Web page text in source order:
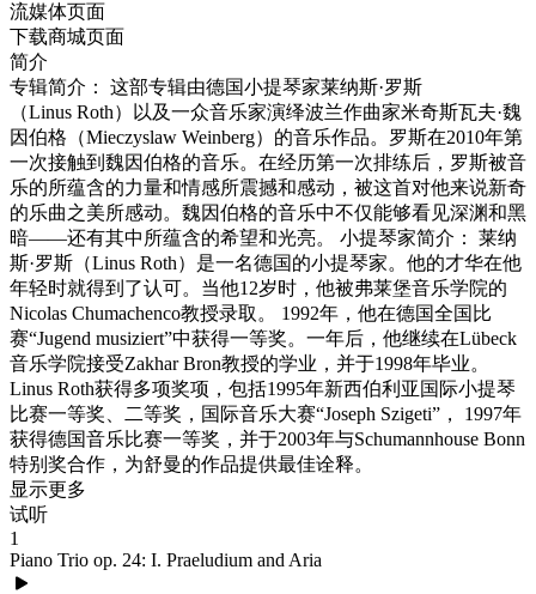
流媒体页面
下载商城页面
简介
专辑简介： 这部专辑由德国小提琴家莱纳斯·罗斯
（Linus Roth）以及一众音乐家演绎波兰作曲家米奇斯瓦夫·魏
因伯格（Mieczyslaw Weinberg）的音乐作品。罗斯在2010年第
一次接触到魏因伯格的音乐。在经历第一次排练后，罗斯被音
乐的所蕴含的力量和情感所震撼和感动，被这首对他来说新奇
的乐曲之美所感动。魏因伯格的音乐中不仅能够看见深渊和黑
暗——还有其中所蕴含的希望和光亮。 小提琴家简介： 莱纳
斯·罗斯（Linus Roth）是一名德国的小提琴家。他的才华在他
年轻时就得到了认可。当他12岁时，他被弗莱堡音乐学院的
Nicolas Chumachenco教授录取。 1992年，他在德国全国比
赛“Jugend musiziert”中获得一等奖。一年后，他继续在Lübeck
音乐学院接受Zakhar Bron教授的学业，并于1998年毕业。
Linus Roth获得多项奖项，包括1995年新西伯利亚国际小提琴
比赛一等奖、二等奖，国际音乐大赛“Joseph Szigeti”， 1997年
获得德国音乐比赛一等奖，并于2003年与Schumannhouse Bonn
特别奖合作，为舒曼的作品提供最佳诠释。
显示更多
试听
1
Piano Trio op. 24: I. Praeludium and Aria